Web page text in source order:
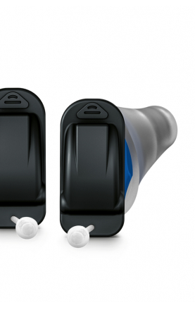
Domes
hoorapparaat van dit moment.